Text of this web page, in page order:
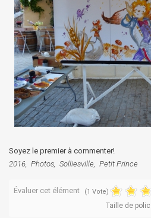
Soyez le premier à commenter!
2016 Photos Solliesville Petit Prince
Évaluer cet élément (1 Vote)
Taille de